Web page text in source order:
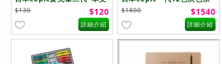
$130 $120
詳細介紹
$1800 $1540
詳細介紹